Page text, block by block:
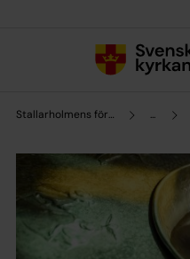
Stallarholmens församling ...